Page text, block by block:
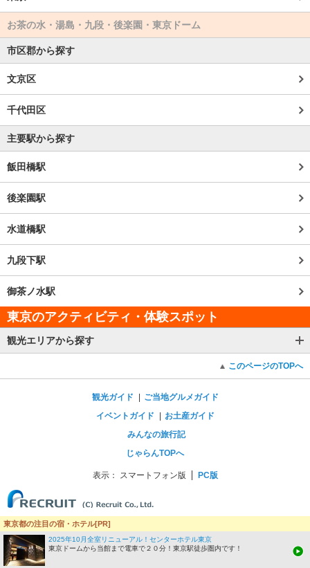
お茶の水・湯島・九段・後楽園・東京ドーム
市区郡から探す
文京区
千代田区
主要駅から探す
飯田橋駅
後楽園駅
水道橋駅
九段下駅
御茶ノ水駅
東京のアクティビティ・体験スポット
観光エリアから探す
このページのTOPへ
観光ガイド
ご当地グルメガイド
イベントガイド
お土産ガイド
みんなの旅行記
じゃらんTOPへ
表示： スマートフォン版 PC版
東京都の注目の宿・ホテル[PR]
2025年10月全室リニューアル！センターホテル東京
東京ドームから当館まで電車で２０分！東京駅徒歩圏内です！